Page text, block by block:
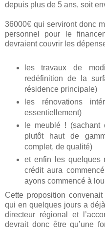
depuis plus de 5 ans, soit
36000€ qui serviront donc
personnel pour le
devraient couvrir les
les travaux de
redéfinition de la
résidence principale)
les rénovations
essentiellement)
le meublé ! (sachant
plutôt haut de
complet, de qualité)
et enfin les quelques
crédit aura
ayons commencé à
Cette proposition
qui en quelques jours a
directeur régional et
devrait donc être qu’une